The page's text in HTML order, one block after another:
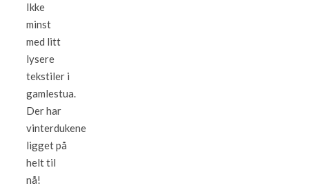
Ikke
minst
med litt
lysere
tekstiler i
gamlestua.
Der har
vinterdukene
ligget på
helt til
nå!